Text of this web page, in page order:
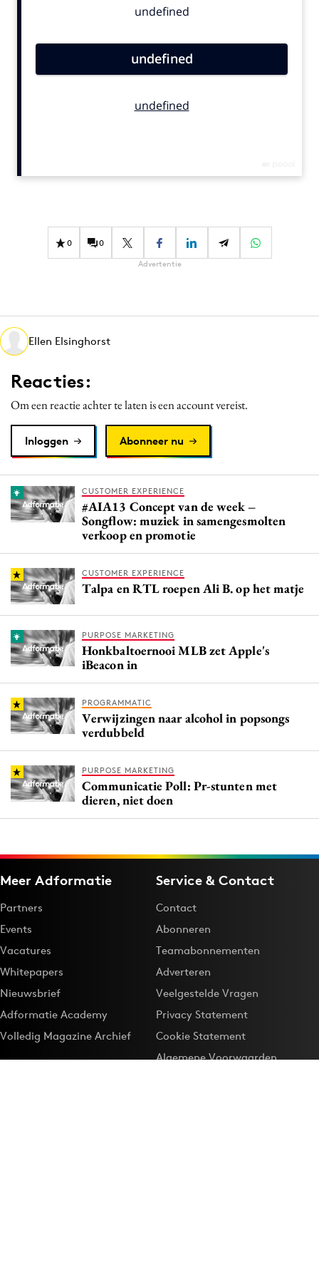
Contentmarketing
Effectiviteit
Gedragsverandering
Martech
Media
Merkstrategie
PR
Programmatic
Reputatie & crisis
0 0
Advertentie
Ellen Elsinghorst
Reacties:
Om een reactie achter te laten is een account vereist.
Inloggen Abonneer nu
CUSTOMER EXPERIENCE
#AIA13 Concept van de week –
Songflow: muziek in samengesmolten
verkoop en promotie
CUSTOMER EXPERIENCE
Talpa en RTL roepen Ali B. op het matje
PURPOSE MARKETING
Honkbaltoernooi MLB zet Apple's
iBeacon in
PROGRAMMATIC
Verwijzingen naar alcohol in popsongs
verdubbeld
PURPOSE MARKETING
Communicatie Poll: Pr-stunten met
dieren, niet doen
Meer Adformatie
Partners
Events
Vacatures
Whitepapers
Nieuwsbrief
Adformatie Academy
Volledig Magazine Archief
Service & Contact
Contact
Abonneren
Teamabonnementen
Adverteren
Veelgestelde Vragen
Privacy Statement
Cookie Statement
Algemene Voorwaarden